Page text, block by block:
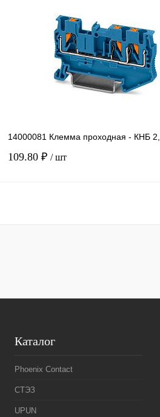
Купить в 1 клик Сравнение
В избранное Под заказ
14000081 Клемма проходная - КНБ
109.80 ₽ / шт
Каталог
Phoenix Contact
СТЭЗ
UPUN